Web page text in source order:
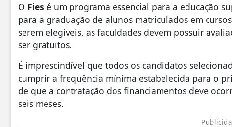
O Fies é um programa essencial para a educação
para a graduação de alunos matriculados em
serem elegíveis, as faculdades devem possuir
ser gratuitos.
É imprescindível que todos os candidatos
cumprir a frequência mínima estabelecida para o
de que a contratação dos financiamentos deve
seis meses.